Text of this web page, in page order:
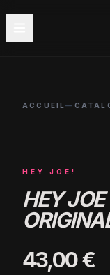
ACCUEIL—
HEY JOE!
HEY JOE
43,00 €